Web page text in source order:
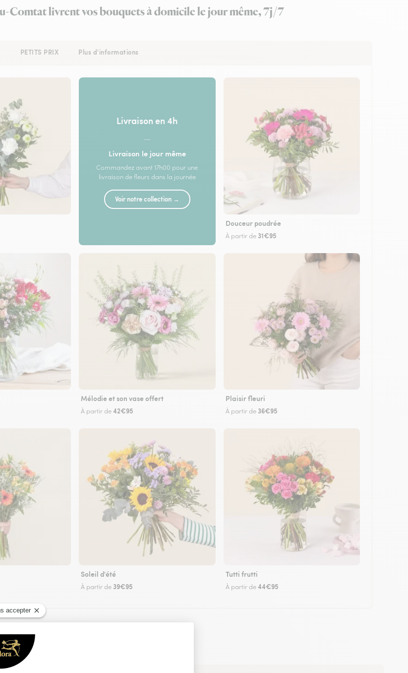
Comtat livrent vos bouquets à domicile le jour même, 7j/7
PETITS PRIX Plus d'informations
Livraison en 4h
—
Livraison le jour même
Commandez avant 17h00 pour une
livraison de fleurs dans la journée
Voir notre collection →
Douceur poudrée
À partir de 31€95
Mélodie et son vase offert
À partir de42€95
Plaisir fleuri
À partir de 36€95
Soleil d'été
À partir de 39€95
Tutti frutti
À partir de44€95